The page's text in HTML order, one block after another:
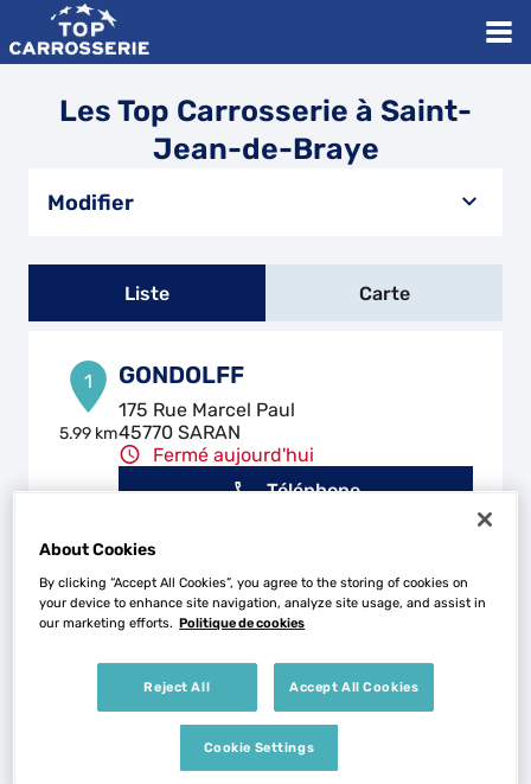
Les Top Carrosserie à Saint-
Jean-de-Braye
Modifier
Liste Carte
1
5.99 km
GONDOLFF
175 Rue Marcel Paul
45770 SARAN
Fermé aujourd'hui
Téléphone
km
P. ET A. AUTO 45
8 Avenue du Stade
45550 SAINTDENISDEL'HOTEL
Fermé aujourd'hui
Téléphone
About Cookies
By clicking “Accept All Cookies”, you agree to the storing of cookies on
your device to enhance site navigation, analyze site usage, and assist in
our marketing efforts. Politique de cookies
Reject All Accept All Cookies
Cookie Settings